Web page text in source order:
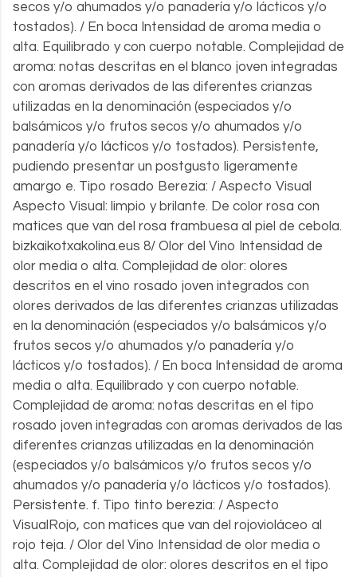
secos y/o ahumados y/o panadería y/o lácticos y/o
tostados). / En boca Intensidad de aroma media o
alta. Equilibrado y con cuerpo notable. Complejidad de
aroma: notas descritas en el blanco joven integradas
con aromas derivados de las diferentes crianzas
utilizadas en la denominación (especiados y/o
balsámicos y/o frutos secos y/o ahumados y/o
panadería y/o lácticos y/o tostados). Persistente,
pudiendo presentar un postgusto ligeramente
amargo e. Tipo rosado Berezia: / Aspecto Visual
Aspecto Visual: limpio y brilante. De color rosa con
matices que van del rosa frambuesa al piel de cebola.
bizkaikotxakolina.eus 8/ Olor del Vino Intensidad de
olor media o alta. Complejidad de olor: olores
descritos en el vino rosado joven integrados con
olores derivados de las diferentes crianzas utilizadas
en la denominación (especiados y/o balsámicos y/o
frutos secos y/o ahumados y/o panadería y/o
lácticos y/o tostados). / En boca Intensidad de aroma
media o alta. Equilibrado y con cuerpo notable.
Complejidad de aroma: notas descritas en el tipo
rosado joven integradas con aromas derivados de las
diferentes crianzas utilizadas en la denominación
(especiados y/o balsámicos y/o frutos secos y/o
ahumados y/o panadería y/o lácticos y/o tostados).
Persistente. f. Tipo tinto berezia: / Aspecto
VisualRojo, con matices que van del rojovioláceo al
rojo teja. / Olor del Vino Intensidad de olor media o
alta. Complejidad de olor: olores descritos en el tipo